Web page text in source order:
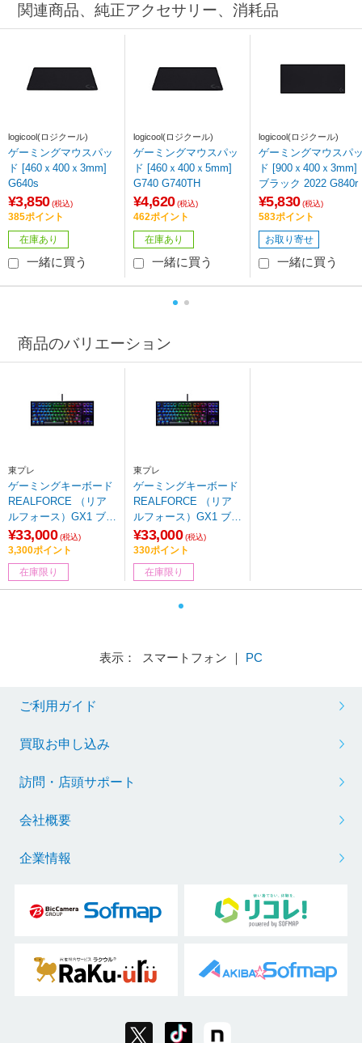
関連商品、純正アクセサリー、消耗品
logicool(ロジクール)
ゲーミングマウスパッ
ド [460ｘ400ｘ3mm]
G640s
¥3,850 (税込)
385ポイント
在庫あり
一緒に買う
logicool(ロジクール)
ゲーミングマウスパッ
ド [460ｘ400ｘ5mm]
G740 G740TH
¥4,620 (税込)
462ポイント
在庫あり
一緒に買う
logicool(ロジクール)
ゲーミングマウスパ
ド [900ｘ400ｘ3mm]
ブラック 2022 G840r
¥5,830 (税込)
583ポイント
お取り寄せ
一緒に買う
商品のバリエーション
東プレ
ゲーミングキーボード
REALFORCE （リア
ルフォース）GX1 ブラ
ック X1UD11(英語配
列)［有線/USB/キー荷
重：45g］
¥33,000 (税込)
3,300ポイント
在庫限り
東プレ
ゲーミングキーボード
REALFORCE （リア
ルフォース）GX1 ブラ
ック X1UD13(英語配
列)［有線/USB/キー荷
重：30g］
¥33,000 (税込)
330ポイント
在庫限り
表示： スマートフォン ｜ PC
ご利用ガイド
買取お申し込み
訪問・店頭サポート
会社概要
企業情報